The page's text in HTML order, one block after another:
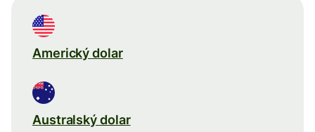
Americký dolar
Australský dolar